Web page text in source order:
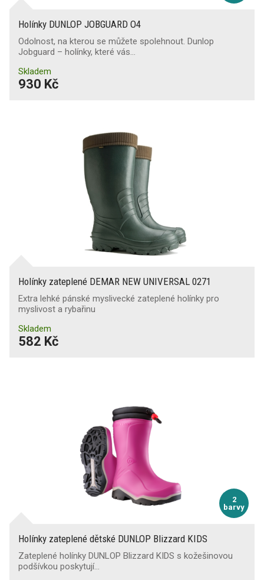
Holínky DUNLOP JOBGUARD O4
Odolnost, na kterou se můžete spolehnout. Dunlop
Jobguard – holínky, které vás…
Skladem
930 Kč
Holínky zateplené DEMAR NEW UNIVERSAL 0271
Extra lehké pánské myslivecké zateplené holínky pro
myslivost a rybařinu
Skladem
582 Kč
2
barvy
Holínky zateplené dětské DUNLOP Blizzard KIDS
Zateplené holínky DUNLOP Blizzard KIDS s kožešinovou
podšívkou poskytují…